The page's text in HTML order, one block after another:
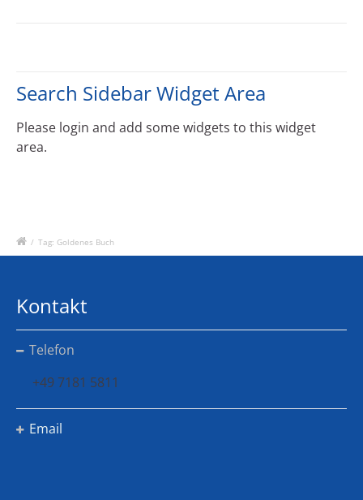
Search Sidebar Widget Area
Please login and add some widgets to this widget
area.
/ Tag: Goldenes Buch
Kontakt
Telefon
+49 7181 5811
Email